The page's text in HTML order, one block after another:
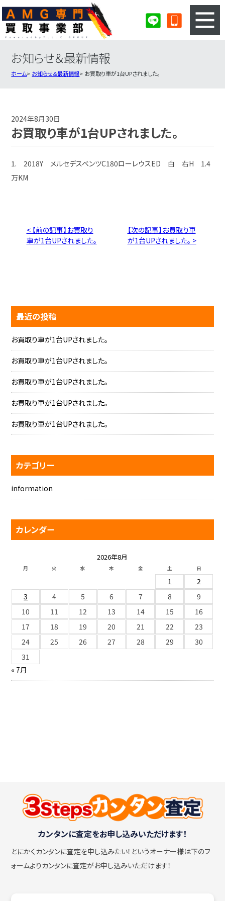
3ステップのカンタン査定
AMG買取実績
お知らせ＆最新情報
ホーム お知らせ＆最新情報 お買取り車が1台UPされました。
2024年8月30日
お買取り車が1台UPされました。
1. 2018Y メルセデスベンツC180ローレウスED 白 右H 1.4
万KM
< 【前の記事】お買取り
車が1台UPされました。
【次の記事】お買取り車
が1台UPされました。 >
最近の投稿
お買取り車が1台UPされました。
お買取り車が1台UPされました。
お買取り車が1台UPされました。
お買取り車が1台UPされました。
お買取り車が1台UPされました。
カテゴリー
information
カレンダー
2026年8月
月 火 水 木 金 土 日
1
2
3
4 5 6 7 8
9
10
11 12 13 14 15
16
17
18 19 20 21 22
23
24
25 26 27 28 29
30
31
« 7月
カンタンに査定をお申し込みいただけます！
とにかくカンタンに査定を申し込みたい！ というオーナー様は下のフ
ォームよりカンタンに査定がお申し込みいただけます！